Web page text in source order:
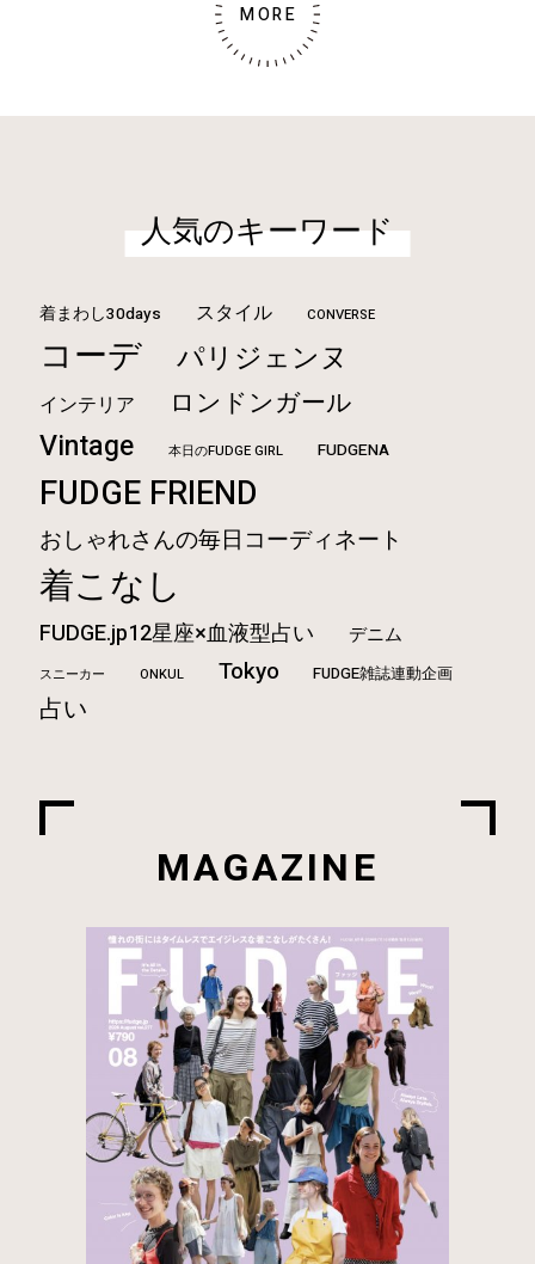
MORE
人気のキーワード
着まわし30days スタイル CONVERSE
コーデ パリジェンヌ
インテリア ロンドンガール
Vintage 本日のFUDGE GIRL FUDGENA
FUDGE FRIEND
おしゃれさんの毎日コーディネート
着こなし
FUDGE.jp12星座×血液型占い デニム
スニーカー ONKUL Tokyo FUDGE雑誌連動企画
占い
MAGAZINE